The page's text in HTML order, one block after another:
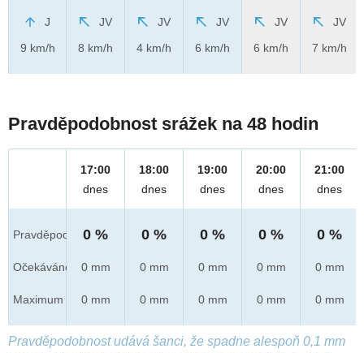
J
9 km/h
JV
8 km/h
JV
4 km/h
JV
6 km/h
JV
6 km/h
JV
7 km/h
Pravděpodobnost srážek na 48 hodin
Pravděpod.
Očekáváno
Maximum
17:00
dnes
0 %
0 mm
0 mm
18:00
dnes
0 %
0 mm
0 mm
19:00
dnes
0 %
0 mm
0 mm
20:00
dnes
0 %
0 mm
0 mm
21:00
dnes
0 %
0 mm
0 mm
Pravděpodobnost udává šanci, že spadne alespoň 0,1 mm